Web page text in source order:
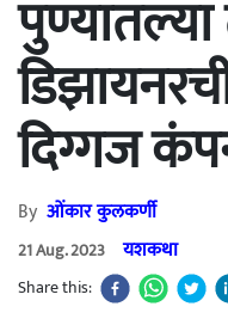
दिग्गज
By ओंकार कुलकर्णी
21 Aug. 2023 यशकथा
Share this: